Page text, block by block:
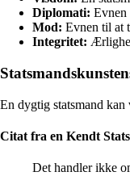
Diplomati: Evnen
Mod: Evnen til at
Integritet:
En dygtig statsmand
Citat fra en Kendt
Det handler ikke